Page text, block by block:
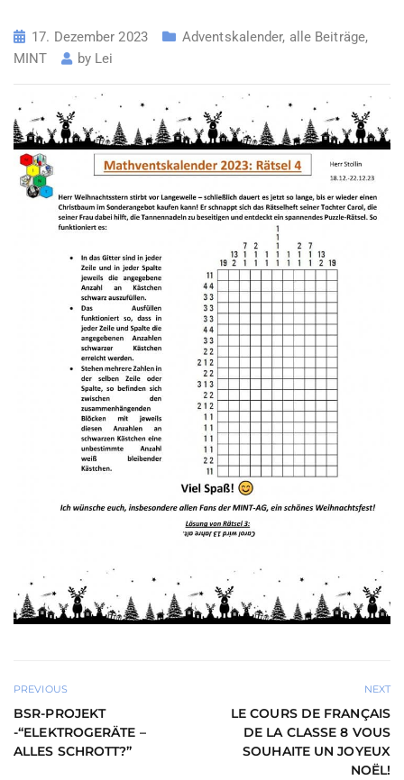
17. Dezember 2023 Adventskalender, alle Beiträge,
MINT
by Lei
PREVIOUS
BSR-PROJEKT
-“ELEKTROGERÄTE –
ALLES SCHROTT?”
NEXT
LE COURS DE FRANÇAIS
DE LA CLASSE 8 VOUS
SOUHAITE UN JOYEUX
NOËL!